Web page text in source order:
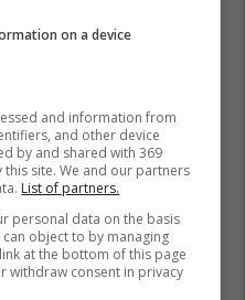
on a device
and information from
and other device
by and shared with 369
site. We and our partners
List of partners.
personal data on the basis
object to by managing
at the bottom of this page
withdraw consent in privacy